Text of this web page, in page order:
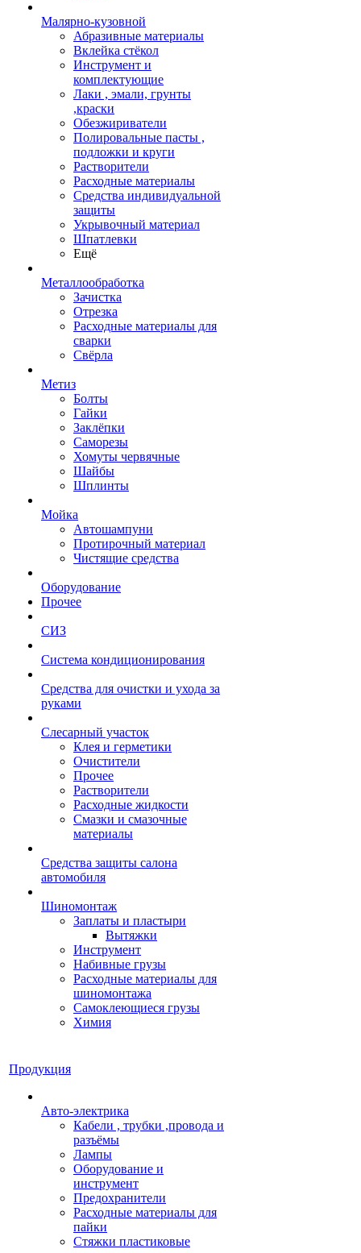
Малярно-кузовной
Абразивные материалы
Вклейка стёкол
Инструмент и
комплектующие
Лаки , эмали, грунты
,краски
Обезжириватели
Полировальные пасты ,
подложки и круги
Растворители
Расходные материалы
Средства индивидуальной
защиты
Укрывочный материал
Шпатлевки
Ещё
Металлообработка
Зачистка
Отрезка
Расходные материалы для
сварки
Свёрла
Метиз
Болты
Гайки
Заклёпки
Саморезы
Хомуты червячные
Шайбы
Шплинты
Мойка
Автошампуни
Протирочный материал
Чистящие средства
Оборудование
Прочее
СИЗ
Система кондиционирования
Средства для очистки и ухода за
руками
Слесарный участок
Клея и герметики
Очистители
Прочее
Растворители
Расходные жидкости
Смазки и смазочные
материалы
Средства защиты салона
автомобиля
Шиномонтаж
Заплаты и пластыри
Вытяжки
Инструмент
Набивные грузы
Расходные материалы для
шиномонтажа
Самоклеющиеся грузы
Химия
Продукция
Авто-электрика
Кабели , трубки ,провода и
разъёмы
Лампы
Оборудование и
инструмент
Предохранители
Расходные материалы для
пайки
Стяжки пластиковые